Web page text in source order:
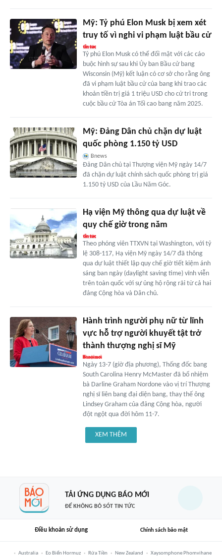
Mỹ: Tỷ phú Elon Musk bị xem xét
truy tố vì nghi vi phạm luật bầu cử
Tỷ phú Elon Musk có thể đối mặt với các cáo
buộc hình sự sau khi Ủy ban Bầu cử bang
Wisconsin (Mỹ) kết luận có cơ sở cho rằng ông
đã vi phạm luật bầu cử của bang khi trao các
khoản tiền trị giá 1 triệu USD cho cử tri trong
cuộc bầu cử Tòa án Tối cao bang năm 2025.
Mỹ: Đảng Dân chủ chặn dự luật
quốc phòng 1.150 tỷ USD
Bnews
Đảng Dân chủ tại Thượng viện Mỹ ngày 14/7
đã chặn dự luật chính sách quốc phòng trị giá
1.150 tỷ USD của Lầu Năm Góc.
Hạ viện Mỹ thông qua dự luật về
quy chế giờ trong năm
Theo phóng viên TTXVN tại Washington, với tỷ
lệ 308-117, Hạ viện Mỹ ngày 14/7 đã thông
qua dự luật thiết lập quy chế giờ tiết kiệm ánh
sáng ban ngày (daylight saving time) vĩnh viễn
trên toàn quốc với sự ủng hộ rộng rãi từ cả hai
đảng Cộng hòa và Dân chủ.
Hành trình người phụ nữ từ lĩnh
vực hỗ trợ người khuyết tật trở
thành thượng nghị sĩ Mỹ
Ngày 13-7 (giờ địa phương), Thống đốc bang
South Carolina Henry McMaster đã bổ nhiệm
bà Darline Graham Nordone vào vị trí Thượng
nghị sĩ liên bang đại diện bang, thay thế ông
Lindsey Graham của đảng Cộng hòa, người
đột ngột qua đời hôm 11-7.
XEM THÊM
TẢI ỨNG DỤNG BÁO MỚI
ĐỂ KHÔNG BỎ SÓT TIN TỨC
Điều khoản sử dụng Chính sách bảo mật
Australia Eo Biển Hormuz Rửa Tiền New Zealand Xaysomphone Phomvihane